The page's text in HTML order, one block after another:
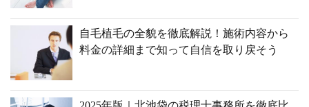
自毛植毛の全貌を徹底解説！施術内容から
料金の詳細まで知って自信を取り戻そう